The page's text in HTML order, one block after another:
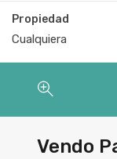
Propiedad
Cualquiera
Vendo